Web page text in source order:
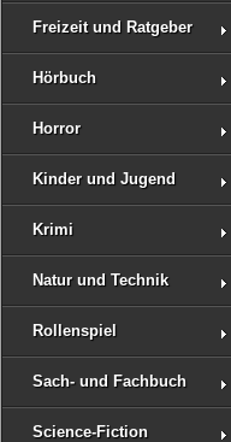
Freizeit und Ratgeber
Hörbuch
Horror
Kinder und Jugend
Krimi
Natur und Technik
Rollenspiel
Sach- und Fachbuch
Science-Fiction